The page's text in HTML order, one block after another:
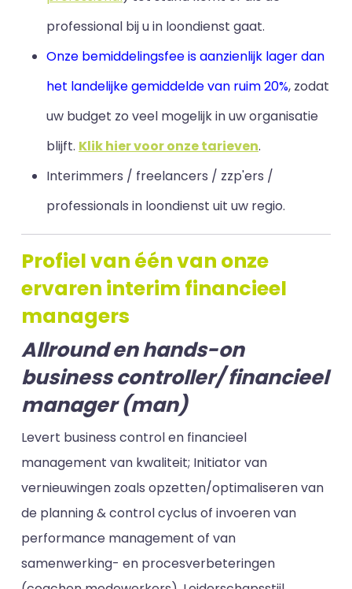
professional bij u in loondienst gaat.
Onze bemiddelingsfee is aanzienlijk lager dan
het landelijke gemiddelde van ruim 20%, zodat
uw budget zo veel mogelijk in uw organisatie
blijft. Klik hier voor onze tarieven.
Interimmers / freelancers / zzp'ers /
professionals in loondienst uit uw regio.
Profiel van één van onze
ervaren interim financieel
managers
Allround en hands-on
business controller/ financieel
manager (man)
Levert business control en financieel
management van kwaliteit; Initiator van
vernieuwingen zoals opzetten/optimaliseren van
de planning & control cyclus of invoeren van
performance management of van
samenwerking- en procesverbeteringen